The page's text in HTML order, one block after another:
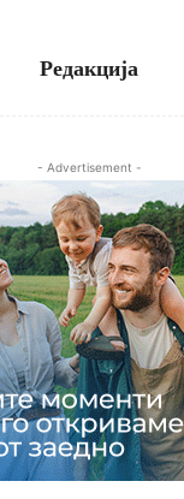
Редакција
- Advertisement -